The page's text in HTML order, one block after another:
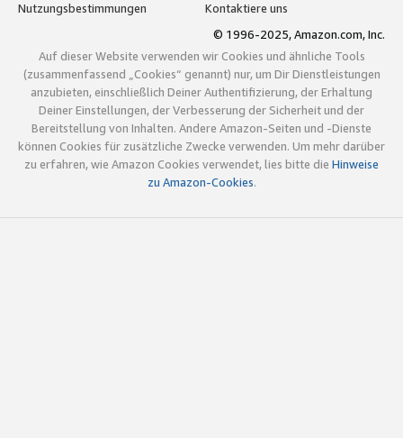
Nutzungsbestimmungen
Kontaktiere uns
© 1996-2025, Amazon.com, Inc.
Auf dieser Website verwenden wir Cookies und ähnliche Tools
(zusammenfassend „Cookies“ genannt) nur, um Dir Dienstleistungen
anzubieten, einschließlich Deiner Authentifizierung, der Erhaltung
Deiner Einstellungen, der Verbesserung der Sicherheit und der
Bereitstellung von Inhalten. Andere Amazon-Seiten und -Dienste
können Cookies für zusätzliche Zwecke verwenden. Um mehr darüber
zu erfahren, wie Amazon Cookies verwendet, lies bitte die Hinweise
zu Amazon-Cookies.